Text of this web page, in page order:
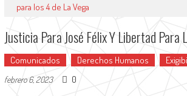
para los 4 de La Vega
Justicia Para José Félix Y Libertad Para
Comunicados Derechos Humanos
febrero 6, 2023
0